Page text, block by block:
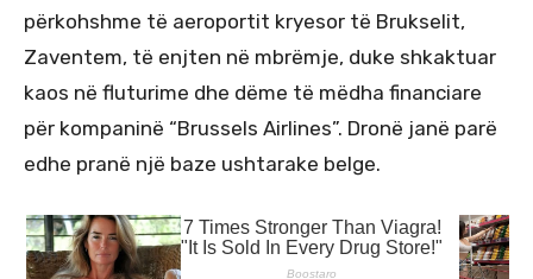
përkohshme të aeroportit kryesor të Brukselit,
Zaventem, të enjten në mbrëmje, duke shkaktuar
kaos në fluturime dhe dëme të mëdha financiare
për kompaninë “Brussels Airlines”. Dronë janë parë
edhe pranë një baze ushtarake belge.